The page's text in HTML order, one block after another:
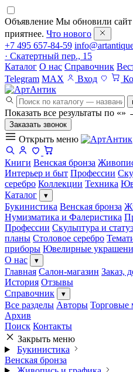
Объявление Мы обновили сайт
приятнее. Что нового
+7 495 657-84-59
· Скатертный пер., 15
Каталог О нас Справочник
Telegram MAX Вход
Показать все результаты по «»
Заказать звонок
Открыть меню
Книги Венская бронза
Интерьер и быт Профессии
серебро Коллекции Техника
Каталог
▾
Букинистика Венская бронза
Нумизматика и Фалеристика
Профессии Скульптура и
планы Столовое серебро
приборы Ювелирные
О нас
▾
Главная Салон-магазин Заказ,
История Отзывы
Справочник
▾
Все разделы Авторы Торговые
Архив
Поиск Контакты
Закрыть меню
Букинистика
Венская бронза